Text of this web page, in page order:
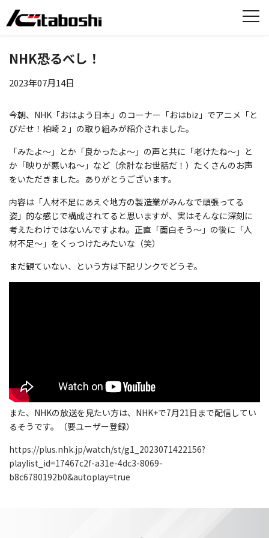
NHK恐るべし！
2023年07月14日
今朝、NHK「おはよう日本」のコーナー「おはbiz」でアニメ「と
びだせ！柏崎２」の取り組みが紹介されました。
「みたよ〜」とか「良かったよ〜」の声と共に「老けたね〜」と
か「映りが悪いね〜」など（余計なお世話だ！）たくさんのお声
をいただきました。ありがとうございます。
内容は「人材不足にあえぐ地方の製造業がみんなで頑張ってる
姿」的な感じで構成されてると思いますが、実はそんなに深刻に
考えたわけではないんですよね。正直「面白そう〜」の後に「人
材不足〜」をくっつけたみたいな（笑）
まだ観ていない、という方は下記リンクでどうぞ。
また、NHKの放送を見たい方は、NHK+で7月21日まで配信してい
るそうです。（要ユーザー登録）
https://plus.nhk.jp/watch/st/g1_2023071422156?
playlist_id=17467c2f-a31e-4dc3-8069-
b8c6780192b0&autoplay=true